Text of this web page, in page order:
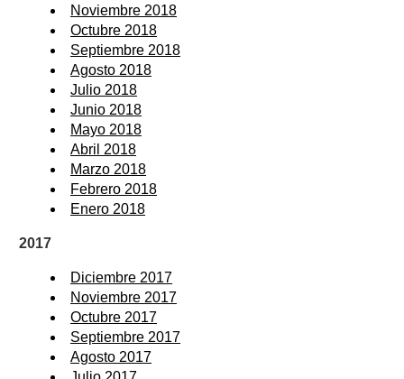
Noviembre 2018
Octubre 2018
Septiembre 2018
Agosto 2018
Julio 2018
Junio 2018
Mayo 2018
Abril 2018
Marzo 2018
Febrero 2018
Enero 2018
2017
Diciembre 2017
Noviembre 2017
Octubre 2017
Septiembre 2017
Agosto 2017